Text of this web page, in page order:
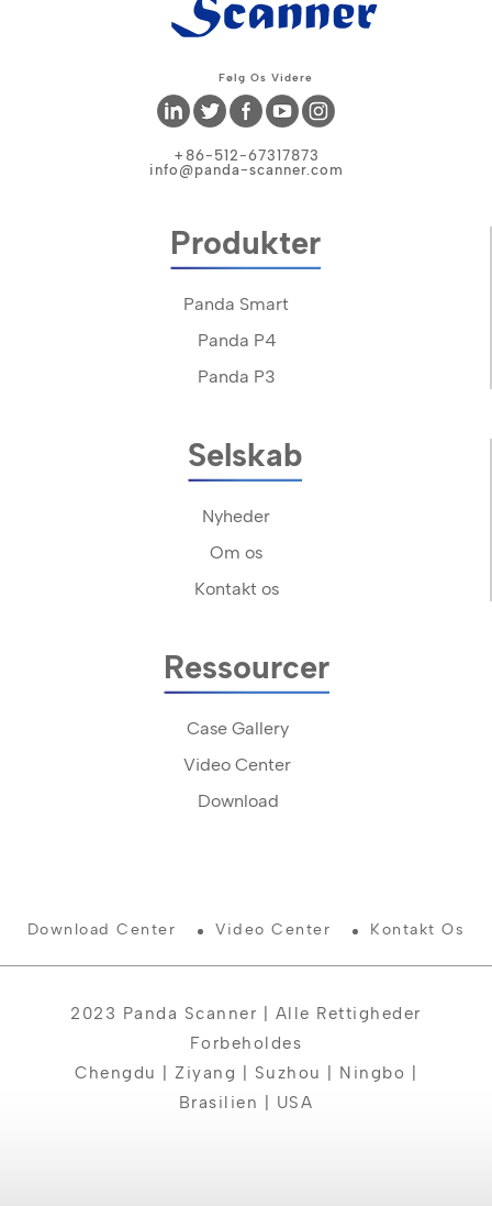
Følg Os Videre
+86-512-67317873
info@panda-scanner.com
Produkter
Panda Smart
Panda P4
Panda P3
Selskab
Nyheder
Om os
Kontakt os
Ressourcer
Case Gallery
Video Center
Download
Download Center Video Center Kontakt Os
2023 Panda Scanner | Alle Rettigheder
Forbeholdes
Chengdu | Ziyang | Suzhou | Ningbo |
Brasilien | USA